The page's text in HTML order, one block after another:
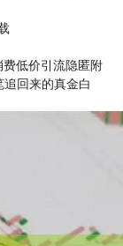
低价引流隐匿附
回来的真金白